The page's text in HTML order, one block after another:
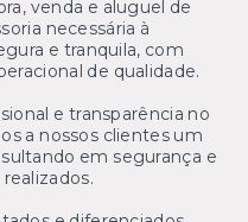
venda e aluguel de
necessária à
e tranquila, com
de qualidade.
e transparência no
a nossos clientes um
em segurança e